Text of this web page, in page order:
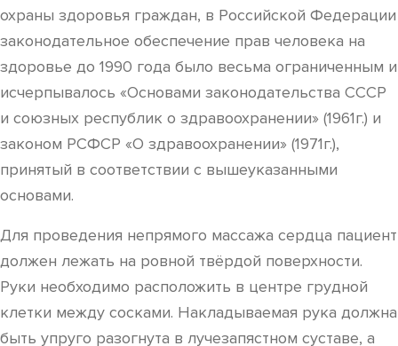
охраны здоровья граждан, в Российской Федерации
законодательное обеспечение прав человека на
здоровье до 1990 года было весьма ограниченным и
исчерпывалось «Основами законодательства СССР
и союзных республик о здравоохранении» (1961г.) и
законом РСФСР «О здравоохранении» (1971г.),
принятый в соответствии с вышеуказанными
основами.
Для проведения непрямого массажа сердца пациент
должен лежать на ровной твёрдой поверхности.
Руки необходимо расположить в центре грудной
клетки между сосками. Накладываемая рука должна
быть упруго разогнута в лучезапястном суставе, а